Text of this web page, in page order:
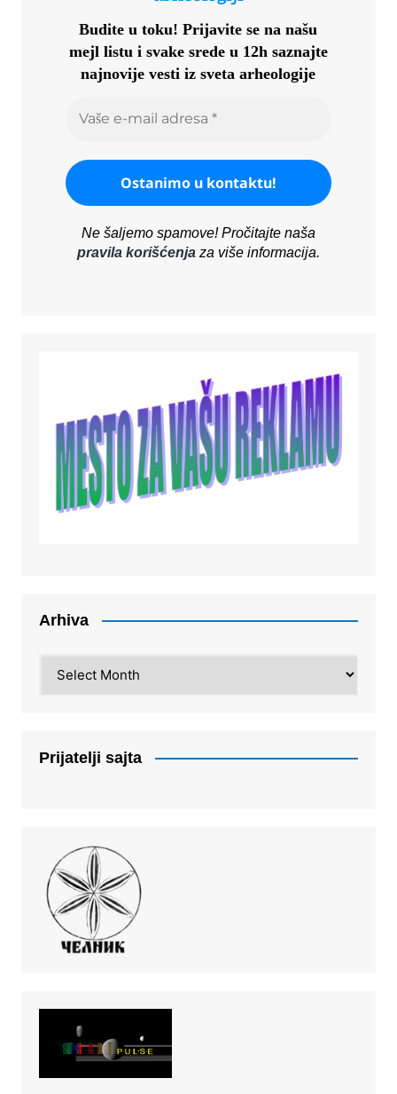
Budite u toku!Prijavite se na našu
mejl listu i svake srede u 12h saznajte
najnovije vesti iz sveta arheologije
Ne šaljemo spamove! Pročitajte naša
pravila korišćenjaza više informacija.
Arhiva
Prijatelji sajta